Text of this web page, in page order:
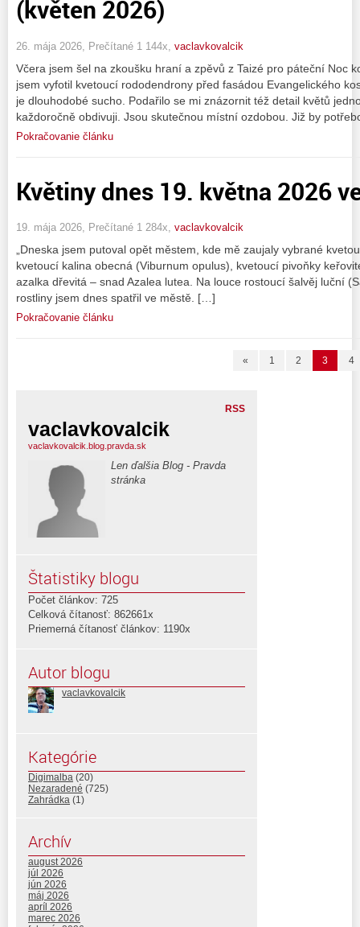
(květen 2026)
26. mája 2026, Prečítané 1 144x, vaclavkovalcik
Včera jsem šel na zkoušku hraní a zpěvů z Taizé pro páteční Noc
jsem vyfotil kvetoucí rododendrony před fasádou Evangelického
je dlouhodobé sucho. Podařilo se mi znázornit též detail květů
každoročně obdivuji. Jsou skutečnou místní ozdobou. Již by
Pokračovanie článku
Květiny dnes 19. května 2026
19. mája 2026, Prečítané 1 284x, vaclavkovalcik
„Dneska jsem putoval opět městem, kde mě zaujaly vybrané
kvetoucí kalina obecná (Viburnum opulus), kvetoucí pivoňky
azalka dřevitá – snad Azalea lutea. Na louce rostoucí šalvěj luční
rostliny jsem dnes spatřil ve městě. […]
Pokračovanie článku
« 1 2 3 4
RSS
vaclavkovalcik
vaclavkovalcik.blog.pravda.sk
Len ďalšia Blog - Pravda
stránka
Štatistiky blogu
Počet článkov: 725
Celková čítanosť: 862661x
Priemerná čítanosť článkov: 1190x
Autor blogu
vaclavkovalcik
Kategórie
Digimalba (20)
Nezaradené (725)
Zahrádka (1)
Archív
august 2026
júl 2026
jún 2026
máj 2026
apríl 2026
marec 2026